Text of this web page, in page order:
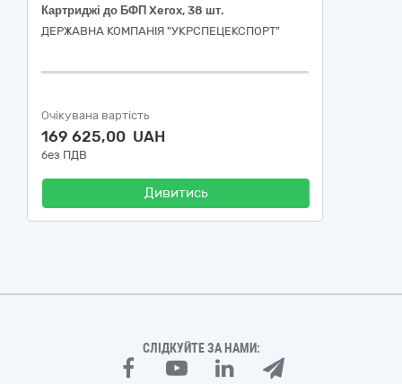
Картриджі до БФП Xerox, 38 шт.
ДЕРЖАВНА КОМПАНІЯ "УКРСПЕЦЕКСПОРТ"
Очікувана вартість
169 625,00 UAH
без ПДВ
Дивитись
СЛІДКУЙТЕ ЗА НАМИ: